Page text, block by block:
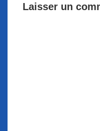
Laisser un